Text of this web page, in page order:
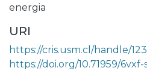
energia
URI
https://cris.usm.cl/handle/
https://doi.org/10.71959/6vxf-